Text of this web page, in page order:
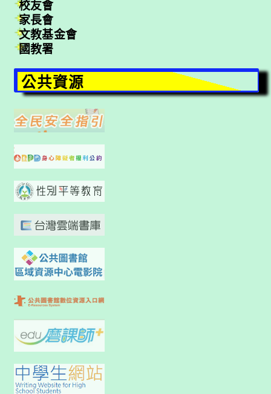
校友會
家長會
文教基金會
國教署
公共資源